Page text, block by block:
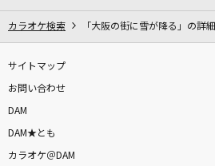
カラオケ検索 「大阪の街に雪が降る」の詳細
サイトマップ
お問い合わせ
DAM
DAM★とも
カラオケ＠DAM